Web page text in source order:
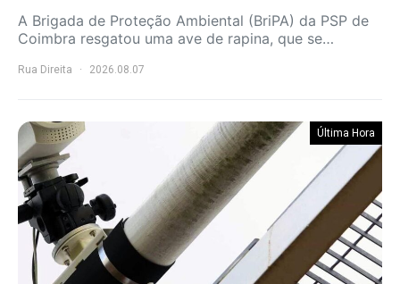
A Brigada de Proteção Ambiental (BriPA) da PSP de
Coimbra resgatou uma ave de rapina, que se…
Rua Direita 2026.08.07
Última Hora